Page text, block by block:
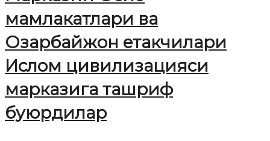
мамлакатлари ва
Озарбайжон етакчилари
Ислом цивилизацияси
марказига ташриф
буюрдилар